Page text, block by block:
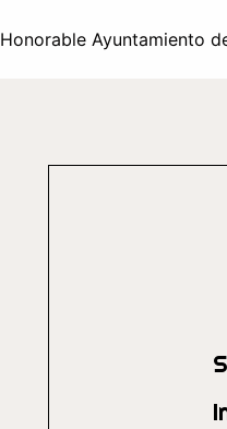
Honorable Ayuntamiento